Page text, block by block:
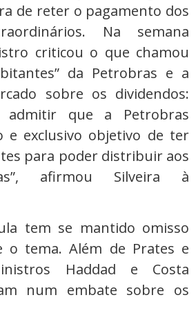
de reter o pagamento dos
Na semana
criticou o que chamou
da Petrobras e a
sobre os dividendos:
admitir que a Petrobras
e exclusivo objetivo de ter
para poder distribuir aos
afirmou Silveira à
tem se mantido omisso
o tema. Além de Prates e
Haddad e Costa
num embate sobre os